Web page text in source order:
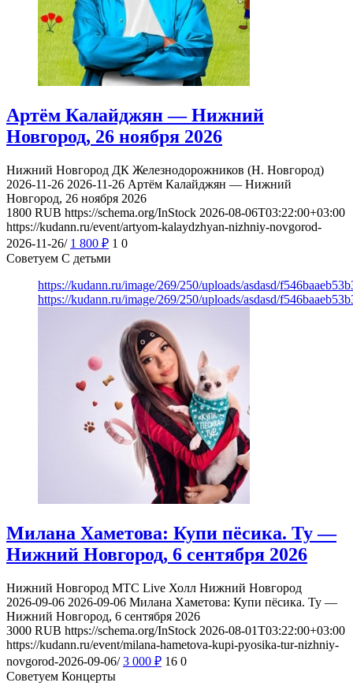
Артём Калайджян — Нижний
Новгород, 26 ноября 2026
Нижний Новгород ДК Железнодорожников (Н. Новгород)
2026-11-26 2026-11-26 Артём Калайджян — Нижний
Новгород, 26 ноября 2026
1800 RUB https://schema.org/InStock 2026-08-06T03:22:00+03:00
https://kudann.ru/event/artyom-kalaydzhyan-nizhniy-novgorod-
2026-11-26/ 1 800 ₽ 1 0
Советуем С детьми
https://kudann.ru/image/269/250/uploads/asdasd/
https://kudann.ru/image/269/250/uploads/asdasd/
Милана Хаметова: Купи пёсика. Ту —
Нижний Новгород, 6 сентября 2026
Нижний Новгород МТС Live Холл Нижний Новгород
2026-09-06 2026-09-06 Милана Хаметова: Купи пёсика. Ту —
Нижний Новгород, 6 сентября 2026
3000 RUB https://schema.org/InStock 2026-08-01T03:22:00+03:00
https://kudann.ru/event/milana-hametova-kupi-pyosika-tur-nizhniy-
novgorod-2026-09-06/ 3 000 ₽ 16 0
Советуем Концерты